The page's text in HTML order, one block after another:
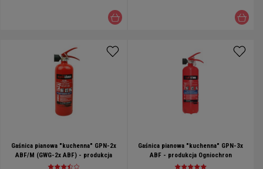
Gaśnica pianowa "kuchenna" GPN-2x
ABF/M (GWG-2x ABF) - produkcja
Ogniochron
Gaśnica pianowa "kuchenna" GPN-3x
ABF - produkcja Ogniochron